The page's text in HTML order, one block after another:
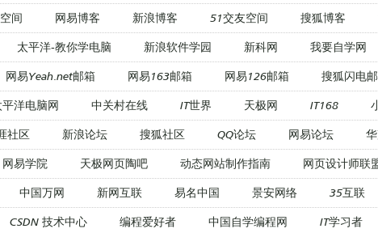
间 网易博客 新浪博客 51交友空间 搜狐博客
太平洋-教你学电脑 新浪软件学园 新科网 我要自学网
网易Yeah.net邮箱 网易163邮箱 网易126邮箱 搜狐闪电
平洋电脑网 中关村在线 IT世界 天极网 IT168
社区 新浪论坛 搜狐社区 QQ论坛 网易论坛
网易学院 天极网页陶吧 动态网站制作指南 网页设计师联
中国万网 新网互联 易名中国 景安网络 35互联
CSDN 技术中心 编程爱好者 中国自学编程网 IT学习者